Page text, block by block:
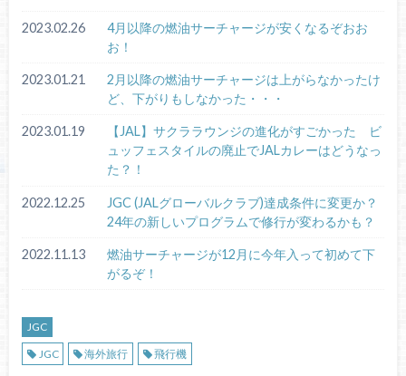
2023.02.26
4月以降の燃油サーチャージが安くなるぞおお
お！
2023.01.21
2月以降の燃油サーチャージは上がらなかったけ
ど、下がりもしなかった・・・
2023.01.19
【JAL】サクララウンジの進化がすごかった ビ
ュッフェスタイルの廃止でJALカレーはどうなっ
た？！
2022.12.25
JGC (JALグローバルクラブ)達成条件に変更か？
24年の新しいプログラムで修行が変わるかも？
2022.11.13
燃油サーチャージが12月に今年入って初めて下
がるぞ！
JGC
JGC
海外旅行 飛行機